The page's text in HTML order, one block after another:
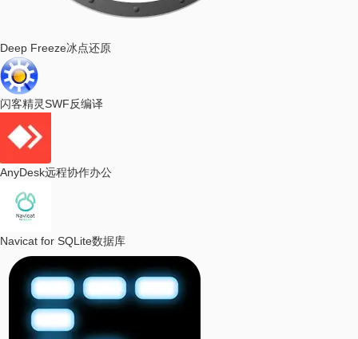
Deep Freeze冰点还原
闪客精灵SWF反编译
AnyDesk远程协作办公
Navicat for SQLite数据库